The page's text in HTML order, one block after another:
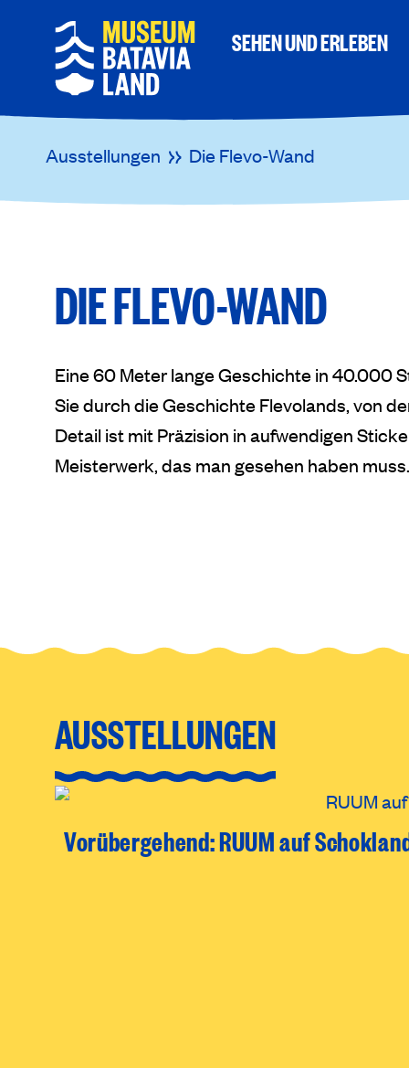
SEHEN UND ERLEBEN
Ausstellungen Die Flevo-Wand
DIE FLEVO-WAND
Eine 60 Meter lange Geschichte in 40.000
Sie durch die Geschichte Flevolands, von
Detail ist mit Präzision in aufwendigen
Meisterwerk, das man gesehen haben muss.
AUSSTELLUNGEN
Vorübergehend: RUUM auf